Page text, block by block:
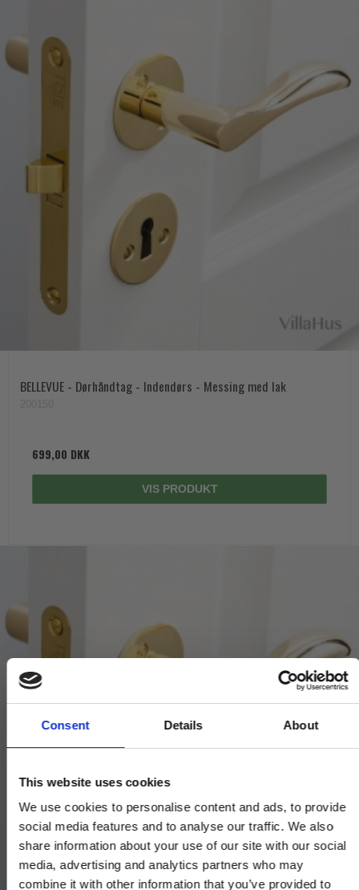
Consent Details About
This website uses cookies
We use cookies to personalise content and ads, to provide
social media features and to analyse our traffic. We also
share information about your use of our site with our social
media, advertising and analytics partners who may
combine it with other information that you’ve provided to
BELLEVUE - Dørhåndtag - Indendørs - Messing med lak
699,00 DKK
VIS PRODUKT